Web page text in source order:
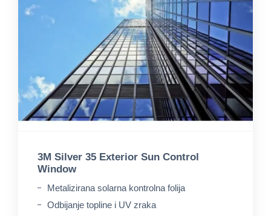
3M Silver 35 Exterior Sun Control
Window
Metalizirana solarna kontrolna folija
Odbijanje topline i UV zraka